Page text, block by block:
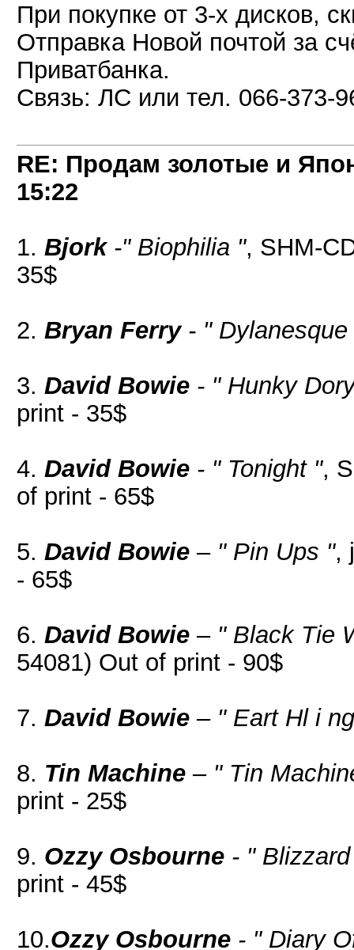
При покупке от 3-х дисков,
Отправка Новой почтой за
Приватбанка.
Связь: ЛС или тел. 066-373-
RE: Продам золотые и
15:22
1. Bjork-" Biophilia ", SHM-
35$
2. Bryan Ferry- " Dylanesque
3. David Bowie - " Hunky
print - 35$
4. David Bowie - " Tonight ",
of print - 65$
5. David Bowie – " Pin Ups ",
- 65$
6. David Bowie – " Black Tie
54081) Out of print - 90$
7. David Bowie – " Eart Hl i
8. Tin Machine – " Tin
print - 25$
9. Ozzy Osbourne - "
print - 45$
10.Ozzy Osbourne - " Diary